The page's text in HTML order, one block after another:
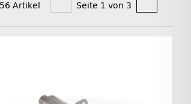
Artikel Seite 1 von 3